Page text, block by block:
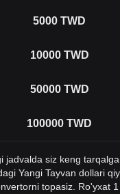
5000 TWD
10000 TWD
50000 TWD
100000 TWD
jadvalda siz keng
Yangi Tayvan dollari
topasiz. Ro'yxat